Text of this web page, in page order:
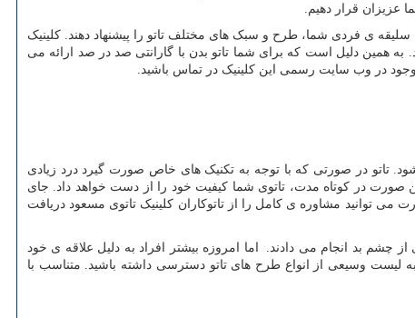
عزیزان قرار دهیم.
سلیقه ی فردی شما، طرح و سبک های مختلف تاتو را پیشنهاد دهند. کلینیک
به همین دلیل است که برای شما تاتو بدن با گارانتی صد در صد ارائه می
در وب سایت رسمی این کلینیک در تماس باشید.
تاتو در صورتی که با توجه به تکنیک های خاص صورت گیرد درد زیادی
صورت در کوتاه مدت، تاتوی شما کیفیت خود را از دست خواهد داد. جای
توانید مشاوره ی کامل را از تاتوکاران کلینیک تاتوی مسعود دریافت
چشم بد انجام می دادند. اما امروزه بیشتر افراد به دلیل علاقه ی خود
لیست وسیعی از انواع طرح های تاتو دسترسی داشته باشید. متناسب با